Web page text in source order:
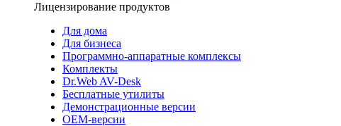
Лицензирование продуктов
Для дома
Для бизнеса
Программно-аппаратные комплексы
Комплекты
Dr.Web AV-Desk
Бесплатные утилиты
Демонстрационные версии
ОЕМ-версии